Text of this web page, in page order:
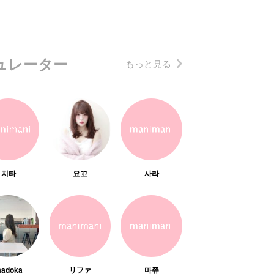
レーター もっと見る
치타 요꼬 사라
リファ 마쮸